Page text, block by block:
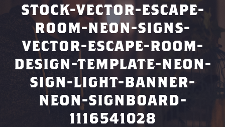
STOCK-VECTOR-ESCAPE-
ROOM-NEON-SIGNS-
VECTOR-ESCAPE-ROOM-
DESIGN-TEMPLATE-NEON-
SIGN-LIGHT-BANNER-
NEON-SIGNBOARD-
1116541028